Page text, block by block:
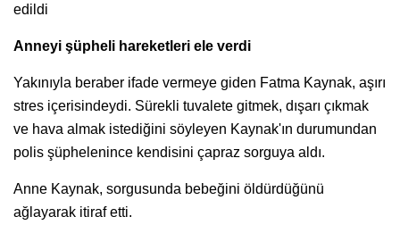
edildi
Anneyi şüpheli hareketleri ele verdi
Yakınıyla beraber ifade vermeye giden Fatma Kaynak, aşırı
stres içerisindeydi. Sürekli tuvalete gitmek, dışarı çıkmak
ve hava almak istediğini söyleyen Kaynak'ın durumundan
polis şüphelenince kendisini çapraz sorguya aldı.
Anne Kaynak, sorgusunda bebeğini öldürdüğünü
ağlayarak itiraf etti.